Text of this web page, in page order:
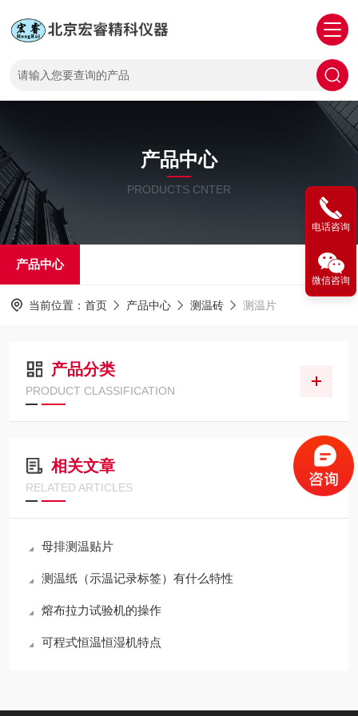
产品中心
PRODUCTS CNTER
产品中心
当前位置： 首页 产品中心 测温砖 测温片
产品分类
PRODUCT CLASSIFICATION
相关文章
RELATED ARTICLES
母排测温贴片
测温纸（示温记录标签）有什么特性
熔布拉力试验机的操作
可程式恒温恒湿机特点
电话咨询
微信咨询